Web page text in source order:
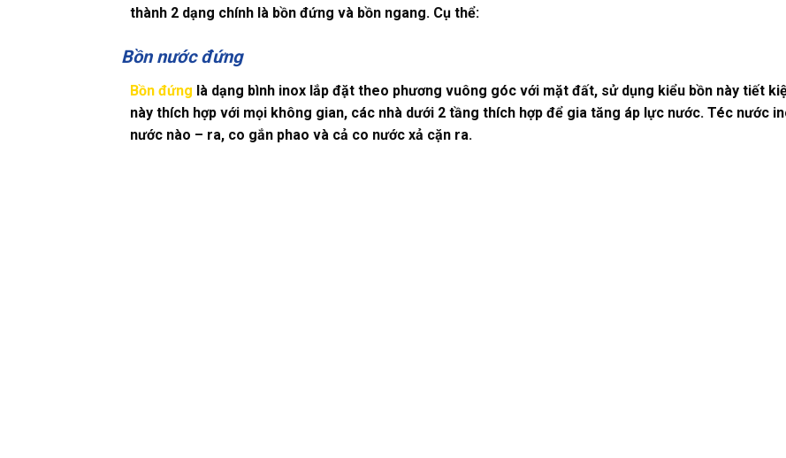
thành 2 dạng chính là bồn đứng và bồn ngang. Cụ thể:
Bồn nước đứng
Bồn đứng là dạng bình inox lắp đặt theo phương vuông góc với mặt đất, sử dụng kiểu bồn này tiết
này thích hợp với mọi không gian, các nhà dưới 2 tầng thích hợp để gia tăng áp lực nước. Téc nước
nước nào – ra, co gắn phao và cả co nước xả cặn ra.